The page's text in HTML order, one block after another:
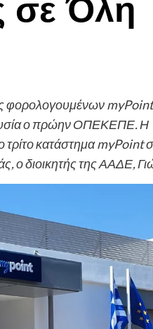
σε Όλη
φορολογουμένων
ο πρώην ΟΠΕΚΕΠΕ. Η
κατάστημα myPoint
ο διοικητής της ΑΑΔΕ,